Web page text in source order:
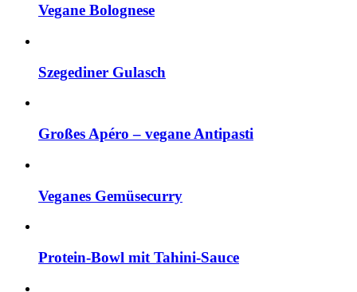
Vegane Bolognese
Szegediner Gulasch
Großes Apéro – vegane Antipasti
Veganes Gemüsecurry
Protein-Bowl mit Tahini-Sauce